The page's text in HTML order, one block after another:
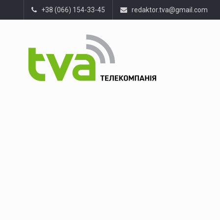
+38 (066) 154-33-45 redaktor.tva@gmail.com